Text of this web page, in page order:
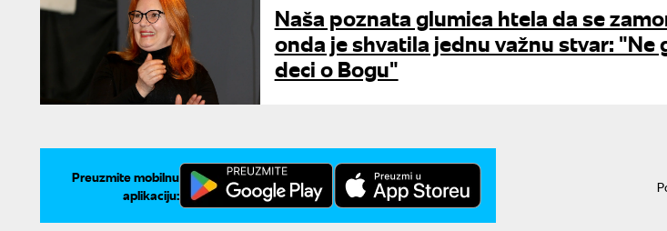
Naša poznata glumica htela da se
onda je shvatila jednu važnu stvar: "Ne
deci o Bogu"
Preuzmite mobilnu
aplikaciju: